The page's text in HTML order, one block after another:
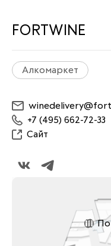
FORTWINE
Алкомаркет
+7 (495) 662-72-33
Сайт